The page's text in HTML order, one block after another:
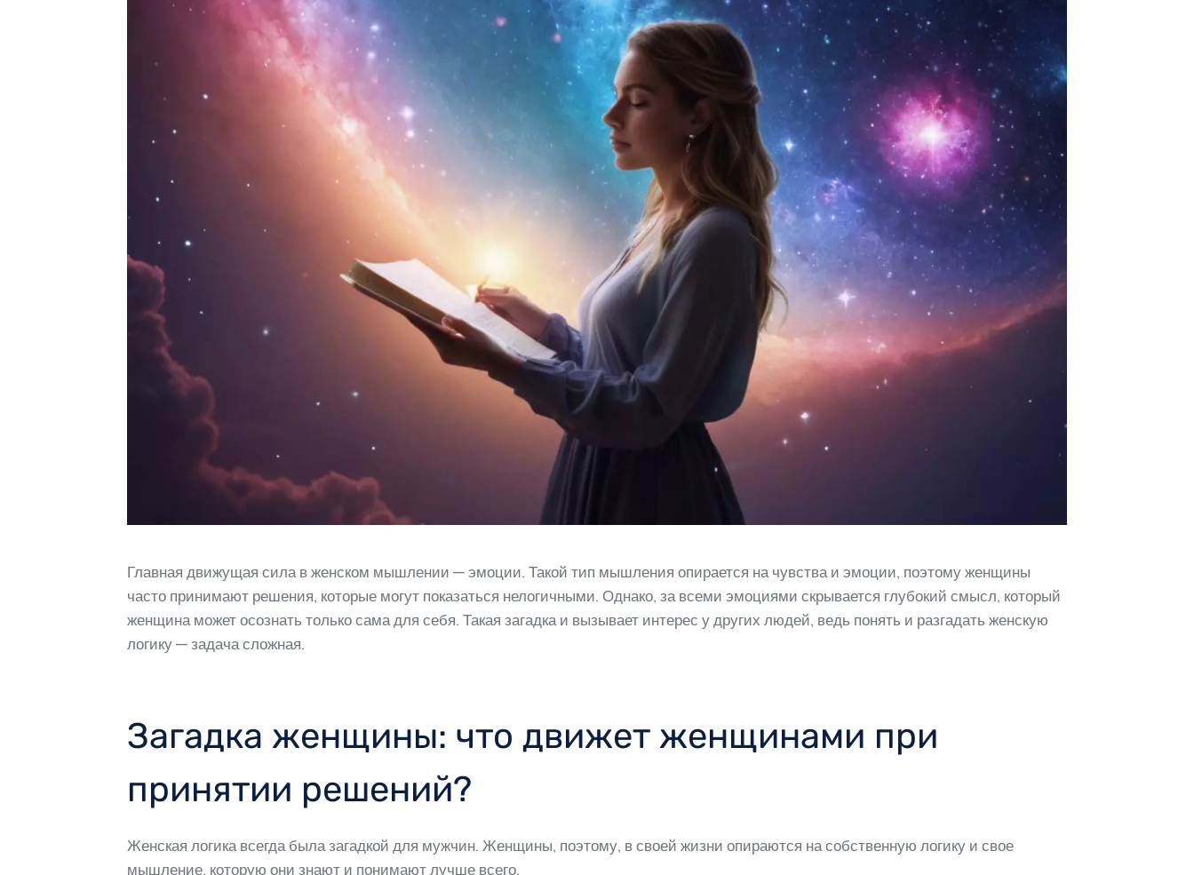
Главная движущая сила в женском мышлении — эмоции. Такой тип мышления опирается на чувства и эмоции, поэтому женщины
часто принимают решения, которые могут показаться нелогичными. Однако, за всеми эмоциями скрывается глубокий смысл, который
женщина может осознать только сама для себя. Такая загадка и вызывает интерес у других людей, ведь понять и разгадать женскую
логику — задача сложная.
Загадка женщины: что движет женщинами при
принятии решений?
Женская логика всегда была загадкой для мужчин. Женщины, поэтому, в своей жизни опираются на собственную логику и свое
мышление, которую они знают и понимают лучше всего.